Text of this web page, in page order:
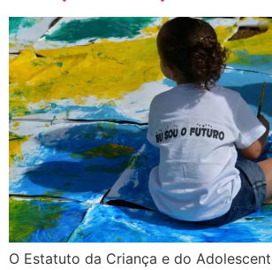
O Estatuto da Criança e do